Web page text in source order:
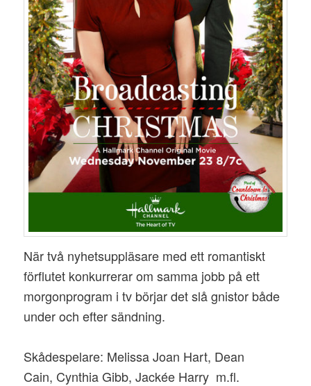
När två nyhetsuppläsare med ett romantiskt
förflutet konkurrerar om samma jobb på ett
morgonprogram i tv börjar det slå gnistor både
under och efter sändning.
Skådespelare: Melissa Joan Hart, Dean
Cain, Cynthia Gibb, Jackée Harry m.fl.